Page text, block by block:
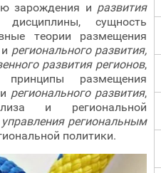
зарождения и развития
сущность
теории размещения
регионального развития,
развития регионов,
размещения
регионального развития,
и региональной
управления региональным
политики.